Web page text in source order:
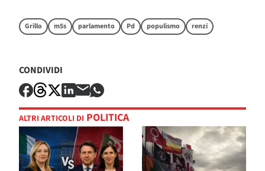
Grillo m5s parlamento Pd populismo renzi
CONDIVIDI
ALTRI ARTICOLI DI POLITICA